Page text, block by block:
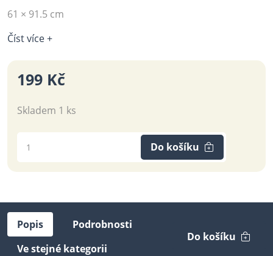
61 × 91.5 cm
Číst více +
199 Kč
Skladem 1 ks
Do košíku
Popis
Podrobnosti
Ve stejné kategorii
Do košíku